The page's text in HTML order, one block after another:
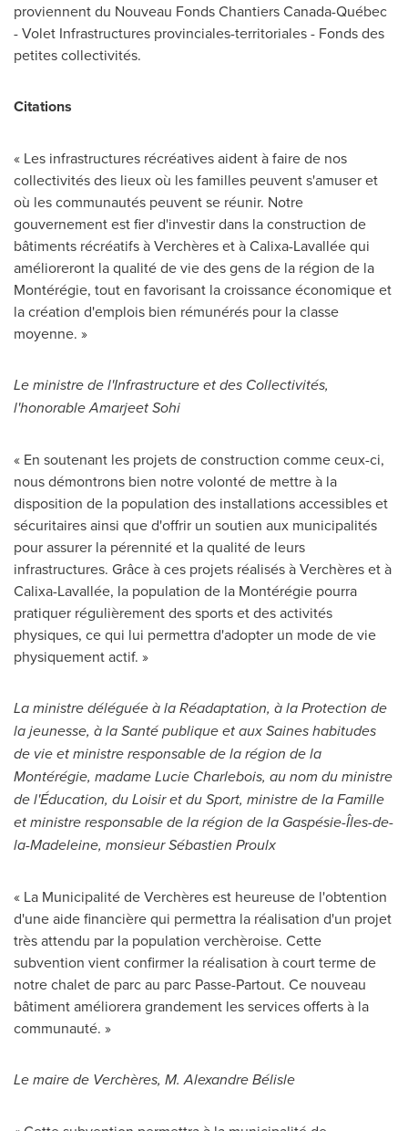
proviennent du Nouveau Fonds Chantiers Canada-Québec
- Volet Infrastructures provinciales-territoriales - Fonds des
petites collectivités.
Citations
« Les infrastructures récréatives aident à faire de nos
collectivités des lieux où les familles peuvent s'amuser et
où les communautés peuvent se réunir. Notre
gouvernement est fier d'investir dans la construction de
bâtiments récréatifs à Verchères et à Calixa-Lavallée qui
amélioreront la qualité de vie des gens de la région de la
Montérégie, tout en favorisant la croissance économique et
la création d'emplois bien rémunérés pour la classe
moyenne. »
Le ministre de l'Infrastructure et des Collectivités,
l'honorableAmarjeet Sohi
« En soutenant les projets de construction comme ceux-ci,
nous démontrons bien notre volonté de mettre à la
disposition de la population des installations accessibles et
sécuritaires ainsi que d'offrir un soutien aux municipalités
pour assurer la pérennité et la qualité de leurs
infrastructures. Grâce à ces projets réalisés à Verchères et à
Calixa-Lavallée, la population de la Montérégie pourra
pratiquer régulièrement des sports et des activités
physiques, ce qui lui permettra d'adopter un mode de vie
physiquement actif. »
La ministre déléguée à la Réadaptation, à la Protection de
la jeunesse, à la Santé publique et aux Saines habitudes
de vie et ministre responsable de la région de la
Montérégie, madameLucie Charlebois, au nom du ministre
de l'Éducation, du Loisir et du Sport, ministre de la Famille
et ministre responsable de la région de la Gaspésie-Îles-de-
la-Madeleine, monsieur Sébastien Proulx
« La Municipalité de Verchères est heureuse de l'obtention
d'une aide financière qui permettra la réalisation d'un projet
très attendu par la population verchèroise. Cette
subvention vient confirmer la réalisation à court terme de
notre chalet de parc au parc Passe-Partout. Ce nouveau
bâtiment améliorera grandement les services offerts à la
communauté. »
Le maire de Verchères, M. Alexandre Bélisle